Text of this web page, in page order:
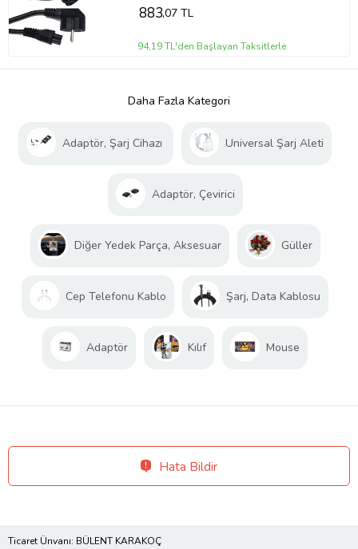
883,07 TL
94,19 TL'den Başlayan Taksitlerle
Daha Fazla Kategori
Adaptör, Şarj Cihazı Universal Şarj Aleti
Adaptör, Çevirici
Diğer Yedek Parça, Aksesuar Güller
Cep Telefonu Kablo Şarj, Data Kablosu
Adaptör Kılıf Mouse
Hata Bildir
Ticaret Ünvanı: BÜLENT KARAKOÇ